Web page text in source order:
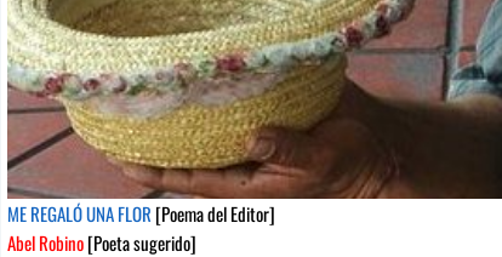
ME REGALÓ UNA FLOR [Poema del Editor]
Abel Robino[Poeta sugerido]